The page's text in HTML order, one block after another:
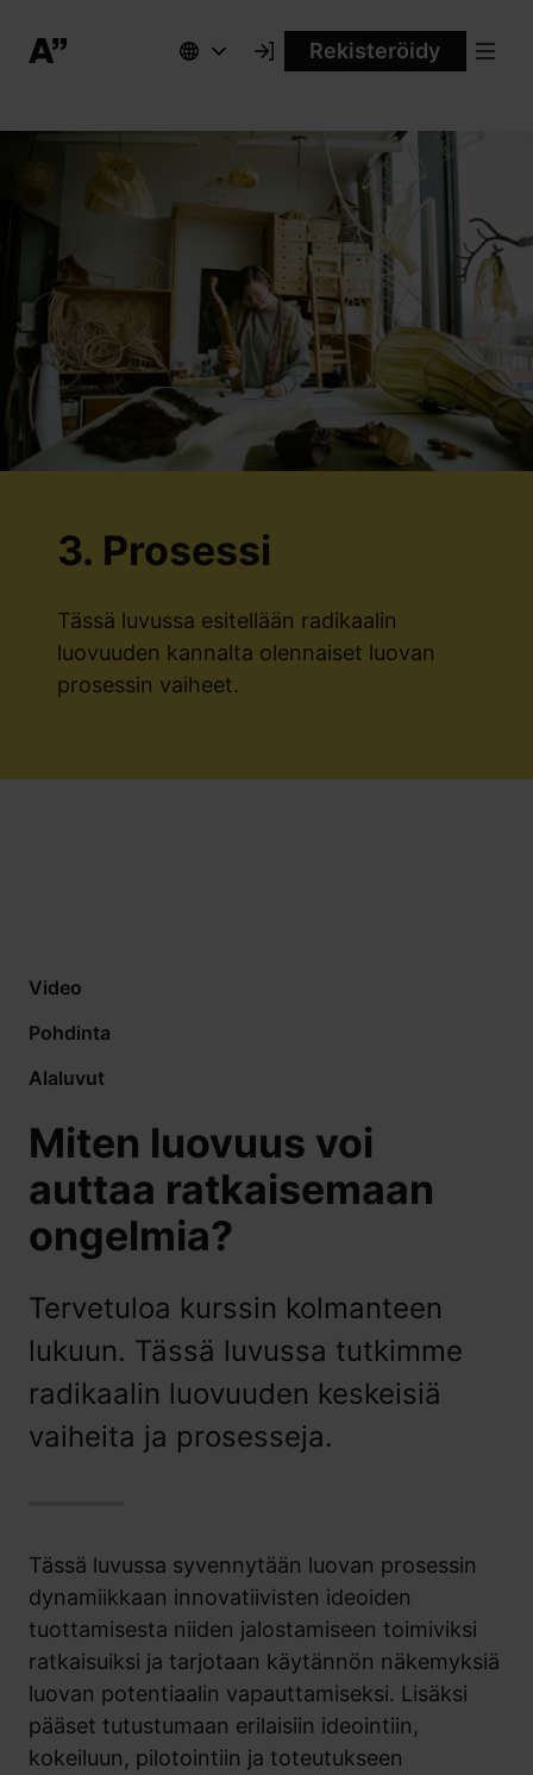
Rekisteröidy
3. Prosessi
Tässä luvussa esitellään radikaalin
luovuuden kannalta olennaiset luovan
prosessin vaiheet.
Video
Pohdinta
Alaluvut
Miten luovuus voi
auttaa ratkaisemaan
ongelmia?
Tervetuloa kurssin kolmanteen
lukuun. Tässä luvussa tutkimme
radikaalin luovuuden keskeisiä
vaiheita ja prosesseja.
Tässä luvussa syvennytään luovan prosessin
dynamiikkaan innovatiivisten ideoiden
tuottamisesta niiden jalostamiseen toimiviksi
ratkaisuiksi ja tarjotaan käytännön näkemyksiä
luovan potentiaalin vapauttamiseksi. Lisäksi
pääset tutustumaan erilaisiin ideointiin,
kokeiluun, pilotointiin ja toteutukseen